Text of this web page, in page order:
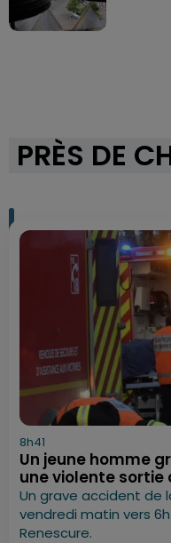
PRÈS DE
8h41
Un jeune homme
une violente sortie
Un grave accident de
vendredi matin vers
Renescure.